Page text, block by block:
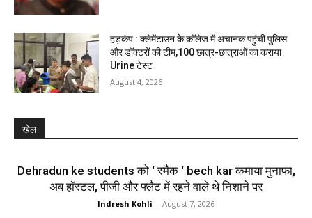
हड़कंप : क्लेमेंटाउन के कॉलेज में अचानक पहुंची पुलिस
और डॉक्टरों की टीम,100 छात्र-छात्राओं का कराया
Urine टेस्ट
August 4, 2026
खेल
Dehradun ke students को ‘ स्मैक ‘ bech kar कमाया मुनाफा,
अब हॉस्टल, पीजी और फ्लैट में रहने वाले थे निशाने पर
Indresh Kohli - August 7, 2026